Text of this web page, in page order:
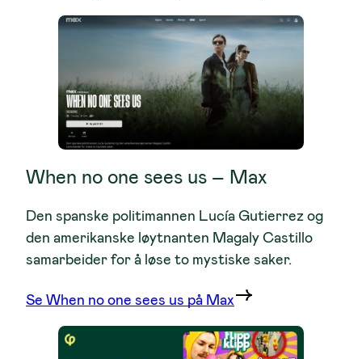
When no one sees us – Max
Den spanske politimannen Lucía Gutierrez og
den amerikanske løytnanten Magaly Castillo
samarbeider for å løse to mystiske saker.
Se When no one sees us på Max